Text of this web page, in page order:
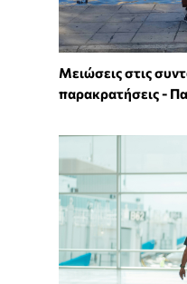
Μειώσεις στις
παρακρατήσεις -